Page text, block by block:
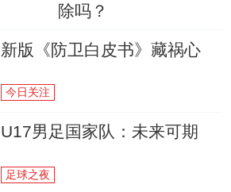
除吗？
新版《防卫白皮书》藏祸心
今日关注
U17男足国家队：未来可期
足球之夜